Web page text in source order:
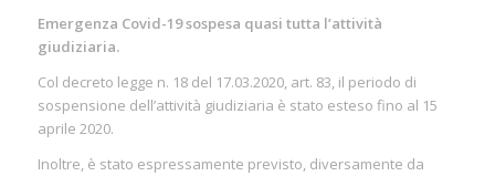
Emergenza Covid-19 sospesa quasi tutta l’attività
giudiziaria.
Col decreto legge n. 18 del 17.03.2020, art. 83, il periodo di
sospensione dell’attività giudiziaria è stato esteso fino al 15
aprile 2020.
Inoltre, è stato espressamente previsto, diversamente da